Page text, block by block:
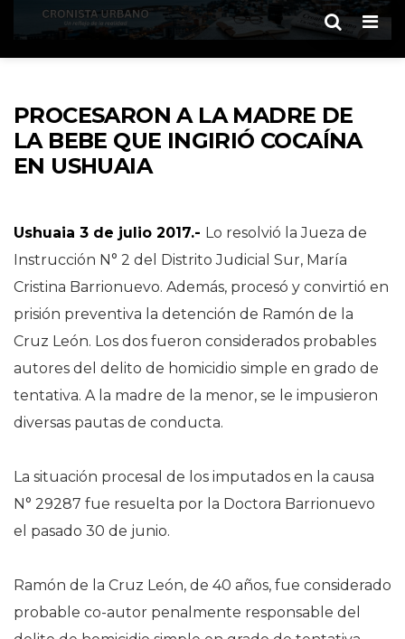
PROCESARON A LA MADRE DE
LA BEBE QUE INGIRIÓ COCAÍNA
EN USHUAIA
Ushuaia 3 de julio 2017.- Lo resolvió la Jueza de
Instrucción N° 2 del Distrito Judicial Sur, María
Cristina Barrionuevo. Además, procesó y convirtió en
prisión preventiva la detención de Ramón de la
Cruz León. Los dos fueron considerados probables
autores del delito de homicidio simple en grado de
tentativa. A la madre de la menor, se le impusieron
diversas pautas de conducta.
La situación procesal de los imputados en la causa
N° 29287 fue resuelta por la Doctora Barrionuevo
el pasado 30 de junio.
Ramón de la Cruz León, de 40 años, fue considerado
probable co-autor penalmente responsable del